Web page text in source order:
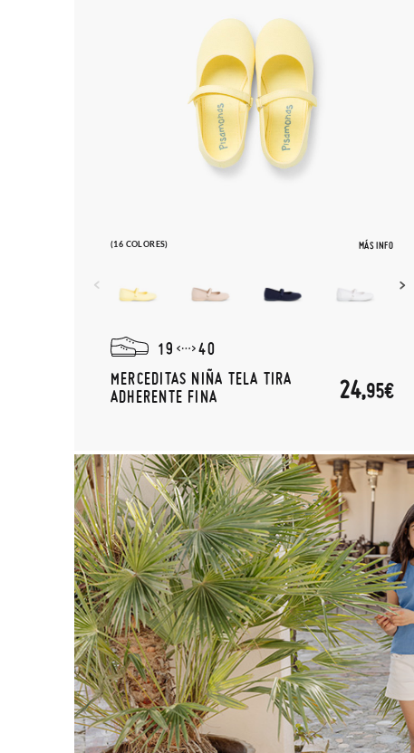
(16 COLORES) MÁS INFO
19
40
MERCEDITAS NIÑA TELA TIRA
ADHERENTE FINA
24,95€